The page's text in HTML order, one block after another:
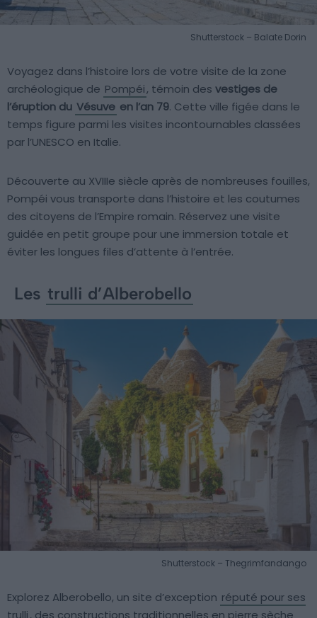
Shutterstock – Balate Dorin
Voyagez dans l’histoire lors de votre visite de la zone
archéologique de Pompéi, témoin des vestiges de
l’éruption du Vésuve en l’an 79. Cette ville figée dans le
temps figure parmi les visites incontournables classées
par l’UNESCO en Italie.
Découverte au XVIIIe siècle après de nombreuses fouilles,
Pompéi vous transporte dans l’histoire et les coutumes
des citoyens de l’Empire romain. Réservez une visite
guidée en petit groupe pour une immersion totale et
éviter les longues files d’attente à l’entrée.
Les trulli d’Alberobello
Shutterstock – Thegrimfandango
Explorez Alberobello, un site d’exception réputé pour ses
trulli, des constructions traditionnelles en pierre sèche